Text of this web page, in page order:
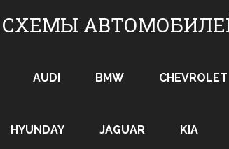
AUDI BMW CHEVROLET
HYUNDAY JAGUAR KIA